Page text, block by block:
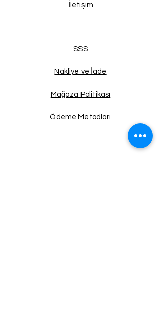
İletişim
SSS
Nakliye ve İade
Mağaza Politikası
Ödeme Metodları